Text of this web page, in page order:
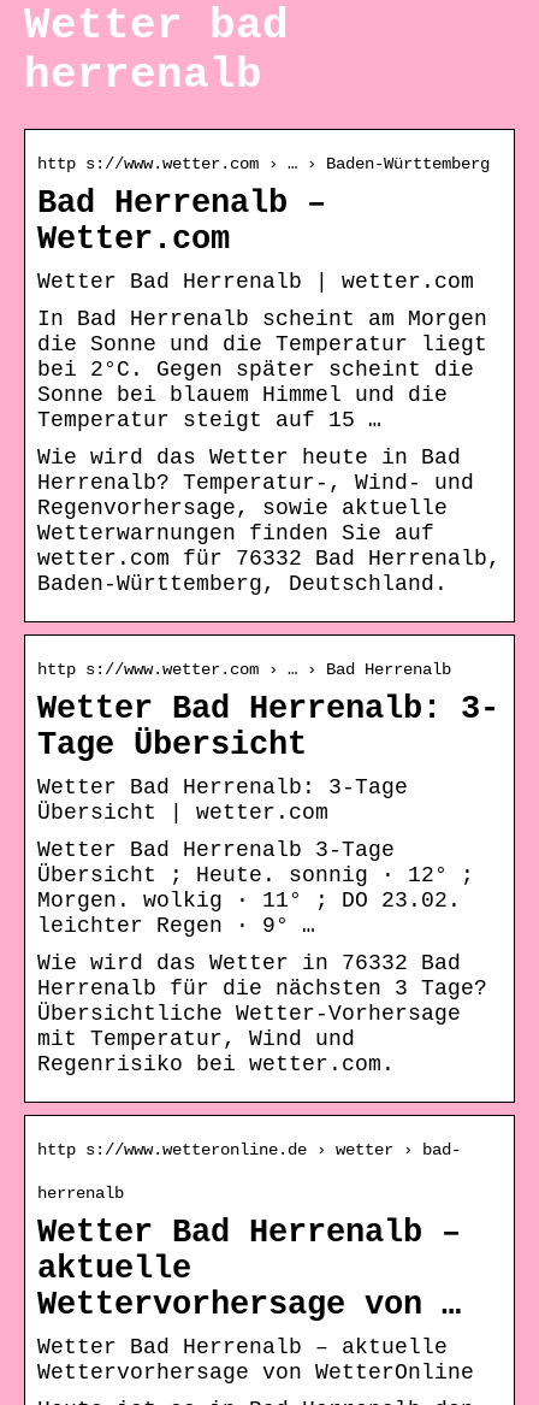
Wetter bad
herrenalb
http s://www.wetter.com › … › Baden-Württemberg
Bad Herrenalb –
Wetter.com
Wetter Bad Herrenalb | wetter.com
In Bad Herrenalb scheint am Morgen
die Sonne und die Temperatur liegt
bei 2°C. Gegen später scheint die
Sonne bei blauem Himmel und die
Temperatur steigt auf 15 …
Wie wird das Wetter heute in Bad
Herrenalb? Temperatur-, Wind- und
Regenvorhersage, sowie aktuelle
Wetterwarnungen finden Sie auf
wetter.com für 76332 Bad Herrenalb,
Baden-Württemberg, Deutschland.
http s://www.wetter.com › … › Bad Herrenalb
Wetter Bad Herrenalb: 3-
Tage Übersicht
Wetter Bad Herrenalb: 3-Tage
Übersicht | wetter.com
Wetter Bad Herrenalb 3-Tage
Übersicht ; Heute. sonnig · 12° ;
Morgen. wolkig · 11° ; DO 23.02.
leichter Regen · 9° …
Wie wird das Wetter in 76332 Bad
Herrenalb für die nächsten 3 Tage?
Übersichtliche Wetter-Vorhersage
mit Temperatur, Wind und
Regenrisiko bei wetter.com.
http s://www.wetteronline.de › wetter › bad-
herrenalb
Wetter Bad Herrenalb –
aktuelle
Wettervorhersage von …
Wetter Bad Herrenalb – aktuelle
Wettervorhersage von WetterOnline